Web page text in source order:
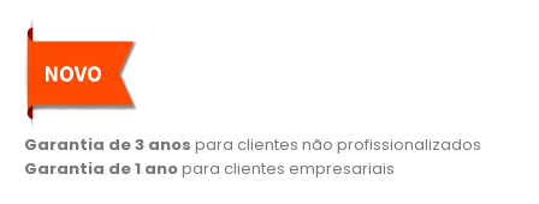
Garantia de 3 anos para clientes não profissionalizados
Garantia de 1 anopara clientes empresariais